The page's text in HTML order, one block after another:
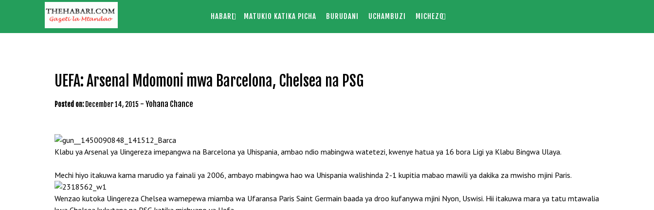
HABARI MATUKIO KATIKA PICHA BURUDANI UCHAMBUZI MICHEZO
UEFA: Arsenal Mdomoni mwa Barcelona, Chelsea na PSG
Posted on: December 14, 2015 - Yohana Chance
Klabu ya Arsenal ya Uingereza imepangwa na Barcelona ya Uhispania, ambao ndio mabingwa watetezi, kwenye hatua ya 16 bora Ligi ya Klabu Bingwa Ulaya.
Mechi hiyo itakuwa kama marudio ya fainali ya 2006, ambayo mabingwa hao wa Uhispania walishinda 2-1 kupitia mabao mawili ya dakika za mwisho mjini Paris.
Wenzao kutoka Uingereza Chelsea wamepewa miamba wa Ufaransa Paris Saint Germain baada ya droo kufanywa mjini Nyon, Uswisi. Hii itakuwa mara ya tatu mtawalia